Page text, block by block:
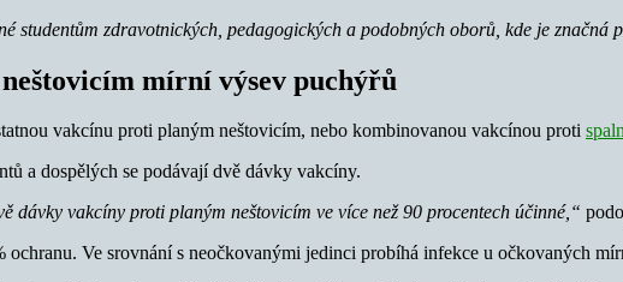
studentům zdravotnických, pedagogických a podobných oborů, kde je
mírní výsev puchýřů
vakcínu proti planým neštovicím, nebo kombinovanou vakcínou proti
a dospělých se podávají dvě dávky vakcíny.
dávky vakcíny proti planým neštovicím ve více než 90 procentech účinné,“
Ve srovnání s neočkovanými jedinci probíhá infekce u očkovaných